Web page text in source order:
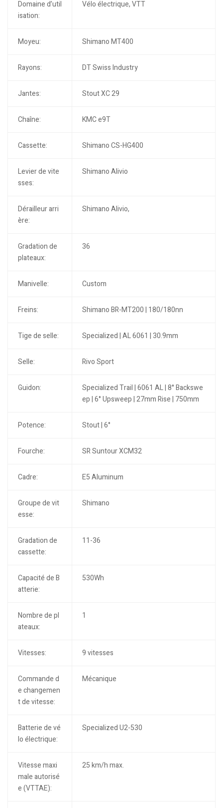
Domaine d’util
isation:
Vélo électrique, VTT
Moyeu: Shimano MT400
Rayons: DT Swiss Industry
Jantes: Stout XC 29
Chaîne: KMC e9T
Cassette: Shimano CS-HG400
Levier de vite
sses:
Shimano Alivio
Dérailleur arri
ère:
Shimano Alivio,
Gradation de
plateaux:
36
Manivelle: Custom
Freins: Shimano BR-MT200 | 180/180nn
Tige de selle: Specialized | AL 6061 | 30.9mm
Selle: Rivo Sport
Guidon:
Specialized Trail | 6061 AL | 8° Backswe
ep | 6° Upsweep | 27mm Rise | 750mm
Potence: Stout | 6°
Fourche: SR Suntour XCM32
Cadre: E5 Aluminum
Groupe de vit
esse:
Shimano
Gradation de
cassette:
11-36
Capacité de B
atterie:
530Wh
Nombre de pl
ateaux:
1
Vitesses: 9 vitesses
Commande d
e changemen
t de vitesse:
Mécanique
Batterie de vé
lo électrique:
Specialized U2-530
Vitesse maxi
male autorisé
e (VTTAE):
25 km/h max.